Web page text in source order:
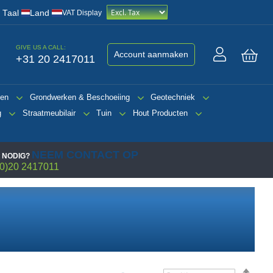
Taal/ Land VAT Display
GIVE US A CALL:
+31 20 2417011 Account aanmaken
Grondwerken & Beschoeiing
Geotechniek
Straatmeubilair Tuin
Hout Producten
NODIG? NEEM CONTACT OP
2417011